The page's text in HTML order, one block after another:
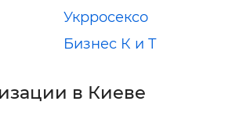
Укрросексо
Бизнес К и Т
в Киеве